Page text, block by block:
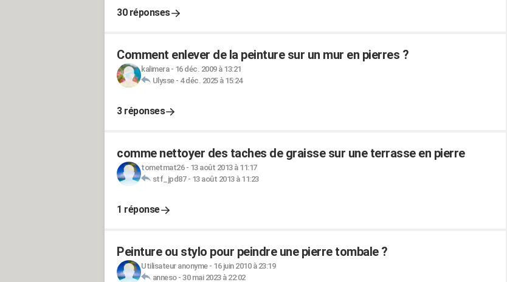
30 réponses
Comment enlever de la peinture sur un mur en pierres ?
kalimera- 16 déc. 2009 à 13:21
Ulysse- 4 déc. 2025 à 15:24
3 réponses
comme nettoyer des taches de graisse sur une terrasse en pierre
tometmat26- 13 août 2013 à 11:17
stf_jpd87- 13 août 2013 à 11:23
1 réponse
Peinture ou stylo pour peindre une pierre tombale ?
Utilisateur anonyme- 16 juin 2010 à 23:19
anneso- 30 mai 2023 à 22:02